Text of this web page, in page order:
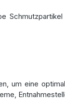
um eine